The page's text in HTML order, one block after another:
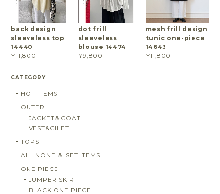
back design
sleeveless top
14440
¥11,800
dot frill
sleeveless
blouse 14474
¥9,800
mesh frill design
tunic one-piece
14643
¥11,800
CATEGORY
HOT ITEMS
OUTER
JACKET＆COAT
VEST&GILET
TOPS
ALLINONE ＆ SET ITEMS
ONE PIECE
JUMPER SKIRT
BLACK ONE PIECE